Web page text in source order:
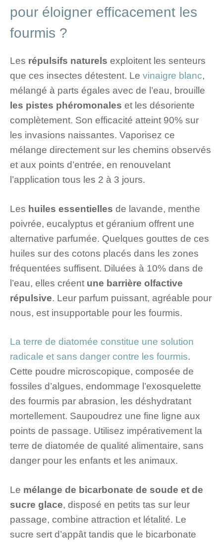
pour éloigner efficacement les
fourmis ?
Les répulsifs naturels exploitent les senteurs
que ces insectes détestent. Le vinaigre blanc,
mélangé à parts égales avec de l’eau, brouille
les pistes phéromonales et les désoriente
complètement. Son efficacité atteint 90% sur
les invasions naissantes. Vaporisez ce
mélange directement sur les chemins observés
et aux points d’entrée, en renouvelant
l’application tous les 2 à 3 jours.
Les huiles essentielles de lavande, menthe
poivrée, eucalyptus et géranium offrent une
alternative parfumée. Quelques gouttes de ces
huiles sur des cotons placés dans les zones
fréquentées suffisent. Diluées à 10% dans de
l’eau, elles créent une barrière olfactive
répulsive. Leur parfum puissant, agréable pour
nous, est insupportable pour les fourmis.
La terre de diatomée constitue une solution
radicale et sans danger contre les fourmis.
Cette poudre microscopique, composée de
fossiles d’algues, endommage l’exosquelette
des fourmis par abrasion, les déshydratant
mortellement. Saupoudrez une fine ligne aux
points de passage. Utilisez impérativement la
terre de diatomée de qualité alimentaire, sans
danger pour les enfants et les animaux.
Le mélange de bicarbonate de soude et de
sucre glace, disposé en petits tas sur leur
passage, combine attraction et létalité. Le
sucre sert d’appât tandis que le bicarbonate